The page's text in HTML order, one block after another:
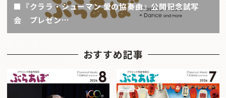
■『クララ・シューマン 愛の協奏曲』公開記念試写
会 プレゼン…
おすすめ記事